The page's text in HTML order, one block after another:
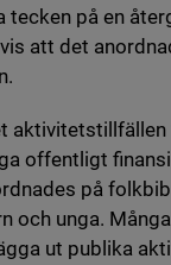
tecken på en
att det
offentligt
på
och unga.
ut publika